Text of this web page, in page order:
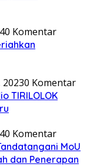
0 Komentar
0 Komentar
TIRILOLOK
0 Komentar
MoU
dan Penerapan